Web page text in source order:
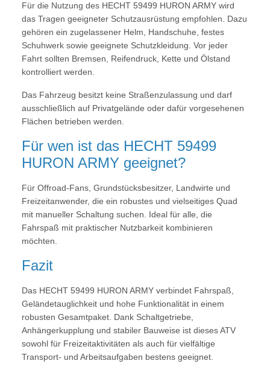
Für die Nutzung des HECHT 59499 HURON ARMY wird
das Tragen geeigneter Schutzausrüstung empfohlen. Dazu
gehören ein zugelassener Helm, Handschuhe, festes
Schuhwerk sowie geeignete Schutzkleidung. Vor jeder
Fahrt sollten Bremsen, Reifendruck, Kette und Ölstand
kontrolliert werden.
Das Fahrzeug besitzt keine Straßenzulassung und darf
ausschließlich auf Privatgelände oder dafür vorgesehenen
Flächen betrieben werden.
Für wen ist das HECHT 59499
HURON ARMY geeignet?
Für Offroad-Fans, Grundstücksbesitzer, Landwirte und
Freizeitanwender, die ein robustes und vielseitiges Quad
mit manueller Schaltung suchen. Ideal für alle, die
Fahrspaß mit praktischer Nutzbarkeit kombinieren
möchten.
Fazit
Das HECHT 59499 HURON ARMY verbindet Fahrspaß,
Geländetauglichkeit und hohe Funktionalität in einem
robusten Gesamtpaket. Dank Schaltgetriebe,
Anhängerkupplung und stabiler Bauweise ist dieses ATV
sowohl für Freizeitaktivitäten als auch für vielfältige
Transport- und Arbeitsaufgaben bestens geeignet.